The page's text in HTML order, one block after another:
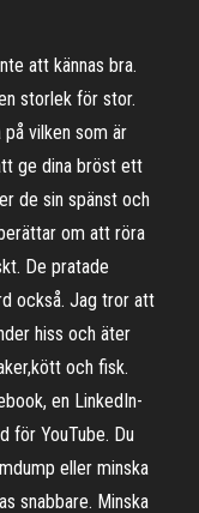
att kännas bra.
storlek för stor.
vilken som är
ge dina bröst ett
de sin spänst och
om att röra
De pratade
också. Jag tror att
hiss och äter
och fisk.
en LinkedIn-
för YouTube. Du
eller minska
snabbare. Minska